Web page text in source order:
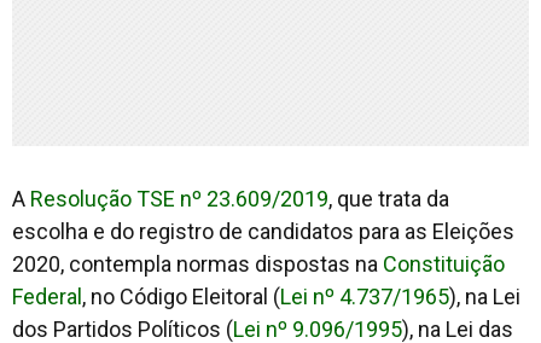
A Resolução TSE nº 23.609/2019, que trata da
escolha e do registro de candidatos para as Eleições
2020, contempla normas dispostas na Constituição
Federal , no Código Eleitoral (Lei nº 4.737/1965), na Lei
dos Partidos Políticos (Lei nº 9.096/1995), na Lei das